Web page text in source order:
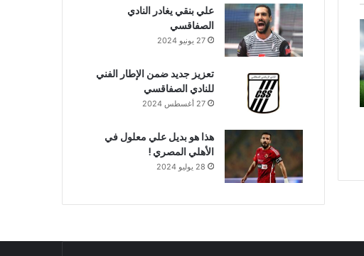
علي بنقي يغادر النادي
الصفاقسي
27 يونيو 2024
تعزيز جديد ضمن الإطار الفني
للنادي الصفاقسي
27 أغسطس 2024
هذا هو بديل علي معلول في
الأهلي المصري !
28 يوليو 2024